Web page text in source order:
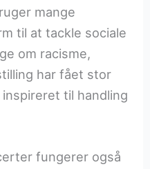
mange
til at tackle sociale
om racisme,
har fået stor
til handling
fungerer også